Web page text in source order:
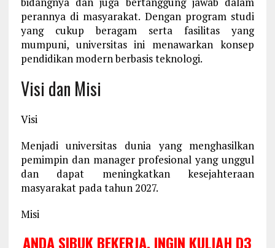
perannya di masyarakat. Dengan program studi
yang cukup beragam serta fasilitas yang
mumpuni, universitas ini menawarkan konsep
pendidikan modern berbasis teknologi.
Visi dan Misi
Visi
Menjadi universitas dunia yang menghasilkan
pemimpin dan manager profesional yang unggul
dan dapat meningkatkan kesejahteraan
masyarakat pada tahun 2027.
Misi
ANDA SIBUK BEKERJA, INGIN KULIAH D3